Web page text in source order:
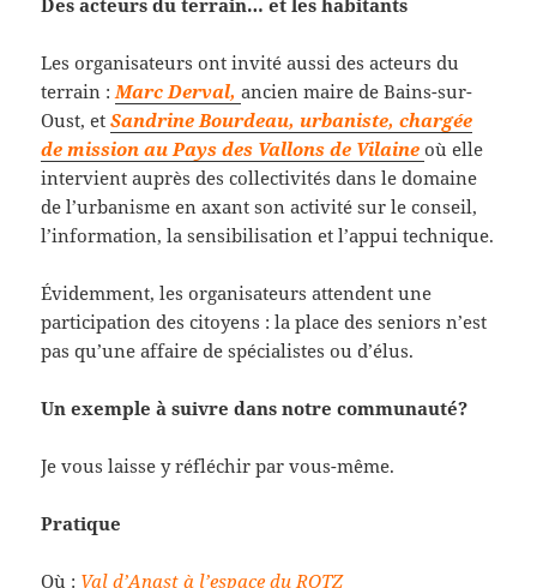
Les organisateurs ont invité aussi des acteurs du
terrain : Marc Derval,ancien maire de Bains-sur-
Oust, etSandrine Bourdeau, urbaniste, chargée
de mission au Pays des Vallons de Vilaineoù elle
intervient auprès des collectivités dans le domaine
de l’urbanisme en axant son activité sur le conseil,
l’information, la sensibilisation et l’appui technique.
Évidemment, les organisateurs attendent une
participation des citoyens : la place des seniors n’est
pas qu’une affaire de spécialistes ou d’élus.
Un exemple à suivre dans notre communauté?
Je vous laisse y réfléchir par vous-même.
Pratique
Où : Val d’Anast à l’espace du ROTZ